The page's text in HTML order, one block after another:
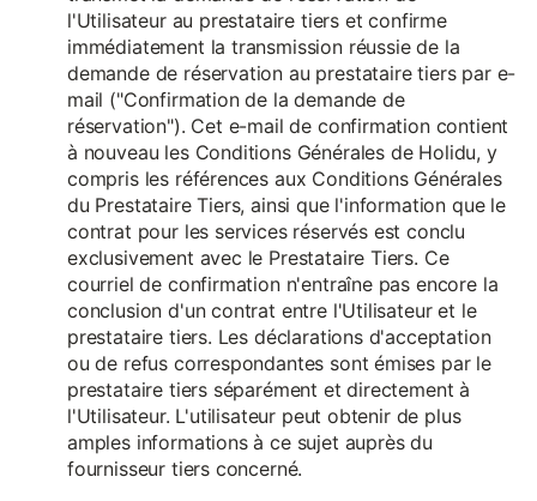
l'Utilisateur au prestataire tiers et confirme
immédiatement la transmission réussie de la
demande de réservation au prestataire tiers par e-
mail ("Confirmation de la demande de
réservation"). Cet e-mail de confirmation contient
à nouveau les Conditions Générales de Holidu, y
compris les références aux Conditions Générales
du Prestataire Tiers, ainsi que l'information que le
contrat pour les services réservés est conclu
exclusivement avec le Prestataire Tiers. Ce
courriel de confirmation n'entraîne pas encore la
conclusion d'un contrat entre l'Utilisateur et le
prestataire tiers. Les déclarations d'acceptation
ou de refus correspondantes sont émises par le
prestataire tiers séparément et directement à
l'Utilisateur. L'utilisateur peut obtenir de plus
amples informations à ce sujet auprès du
fournisseur tiers concerné.